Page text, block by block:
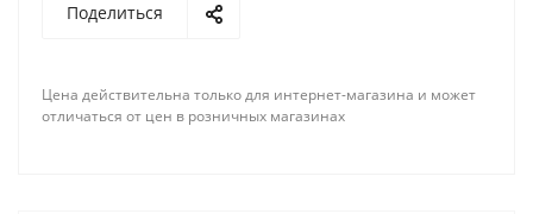
Поделиться
Цена действительна только для интернет-магазина и может
отличаться от цен в розничных магазинах